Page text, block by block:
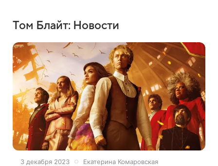
Том Блайт: Новости
3 декабря 2023 Екатерина Комаровская